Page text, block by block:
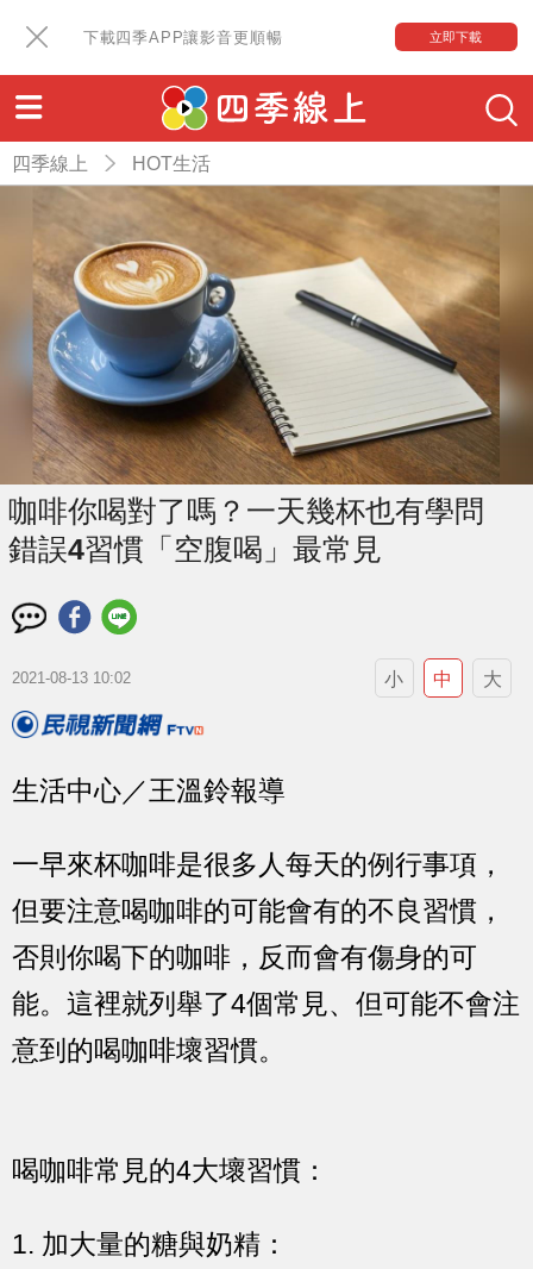
下載四季APP讓影音更順暢 立即下載
四季線上 HOT生活
咖啡你喝對了嗎？一天幾杯也有學問
錯誤4習慣「空腹喝」最常見
2021-08-13 10:02 小 中 大
生活中心／王溫鈴報導
一早來杯咖啡是很多人每天的例行事項，
但要注意喝咖啡的可能會有的不良習慣，
否則你喝下的咖啡，反而會有傷身的可
能。這裡就列舉了4個常見、但可能不會注
意到的喝咖啡壞習慣。
喝咖啡常見的4大壞習慣：
1. 加大量的糖與奶精：